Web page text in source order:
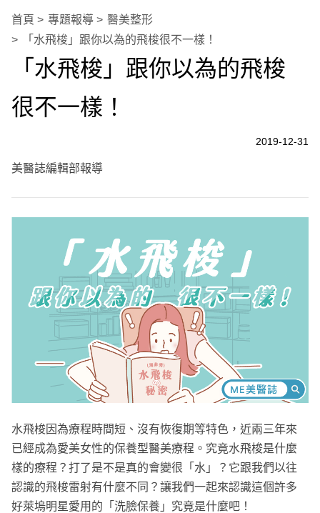
首頁 專題報導
醫美整形
「水飛梭」跟你以為的飛梭很不一樣！
「水飛梭」跟你以為的飛梭
很不一樣！
2019-12-31
美醫誌編輯部報導
水飛梭因為療程時間短、沒有恢復期等特色，近兩三年來
已經成為愛美女性的保養型醫美療程。究竟水飛梭是什麼
樣的療程？打了是不是真的會變很「水」？它跟我們以往
認識的飛梭雷射有什麼不同？讓我們一起來認識這個許多
好萊塢明星愛用的「洗臉保養」究竟是什麼吧！